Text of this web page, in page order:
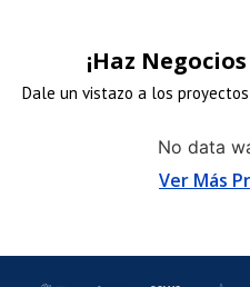
¡Haz
Dale un vistazo a los
No data
Ver Más
ENLACE
DEDE